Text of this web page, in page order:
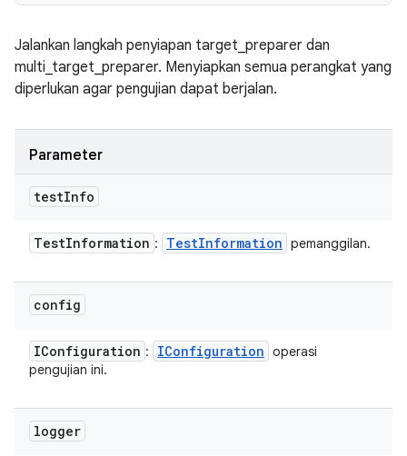
Jalankan langkah penyiapan target_preparer dan
multi_target_preparer. Menyiapkan semua perangkat yang
diperlukan agar pengujian dapat berjalan.
Parameter
testInfo
TestInformation : TestInformation pemanggilan.
config
IConfiguration : IConfiguration operasi
pengujian ini.
logger